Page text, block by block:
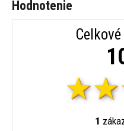
Hodnotenie
1